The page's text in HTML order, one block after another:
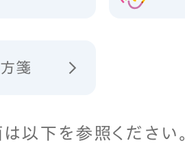
箋
以下を参照ください。